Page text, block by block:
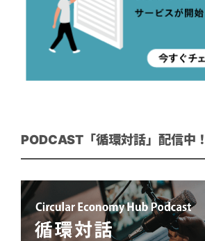
PODCAST「循環対話」配信中！